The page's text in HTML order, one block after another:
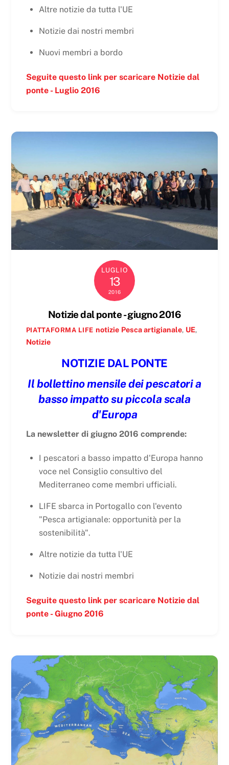
Altre notizie da tutta l'UE
Notizie dai nostri membri
Nuovi membri a bordo
Seguite questo link per scaricare Notizie dal
ponte - Luglio 2016
LUGLIO
13
2016
Notizie dal ponte - giugno 2016
PIATTAFORMA LIFE notizie Pesca artigianale, UE,
Notizie
NOTIZIE DAL PONTE
Il bollettino mensile dei pescatori a
basso impatto su piccola scala
d'Europa
La newsletter di giugno 2016 comprende:
I pescatori a basso impatto d'Europa hanno
voce nel Consiglio consultivo del
Mediterraneo come membri ufficiali.
LIFE sbarca in Portogallo con l'evento
"Pesca artigianale: opportunità per la
sostenibilità".
Altre notizie da tutta l'UE
Notizie dai nostri membri
Seguite questo link per scaricare Notizie dal
ponte - Giugno 2016